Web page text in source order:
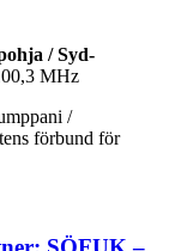
/ Syd-
MHz
/
förbund för